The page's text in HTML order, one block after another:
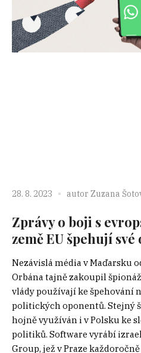
28. 8. 2023 autor Zuzana
Zprávy o boji s
země EU špehují své
Nezávislá média v Maďarsku
Orbána tajně zakoupil
vlády používají ke špehování
politických oponentů. Stejný
hojně využíván i v Polsku ke
politiků. Software vyrábí
Group, jež v Praze